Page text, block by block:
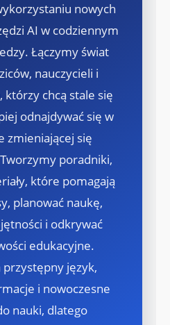
nowych
AI w codziennym
Łączymy świat
nauczycieli i
którzy chcą stale się
odnajdywać się w
zmieniającej się
poradniki,
które pomagają
planować naukę,
i odkrywać
edukacyjne.
przystępny język,
i nowoczesne
nauki, dlatego